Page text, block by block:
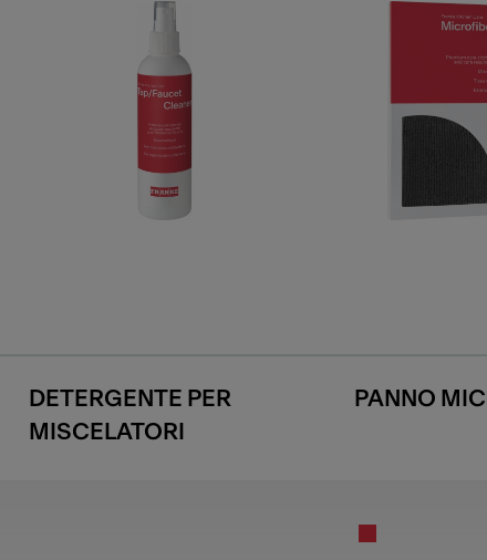
DETERGENTE PER
MISCELATORI
PANNO